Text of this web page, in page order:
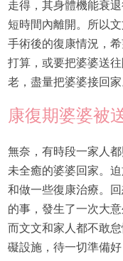
走得，其身體機能衰
短時間內離開。所以
手術後的復康情況，
打算，或要把婆婆送
老，盡量把婆婆接回家
康復期婆婆被
無奈，有時段一家人
未全癒的婆婆回家。
和做一些復康治療。
的事，發生了一次大
而文文和家人都不敢
礙設施，待一切準備